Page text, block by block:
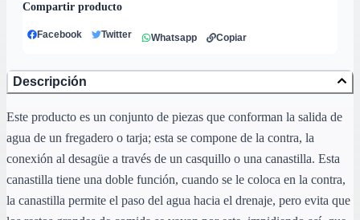
Compartir producto
Facebook Twitter Whatsapp Copiar
Descripción
Este producto es un conjunto de piezas que conforman la salida de
agua de un fregadero o tarja; esta se compone de la contra, la
conexión al desagüe a través de un casquillo o una canastilla. Esta
canastilla tiene una doble función, cuando se le coloca en la contra,
la canastilla permite el paso del agua hacia el drenaje, pero evita que